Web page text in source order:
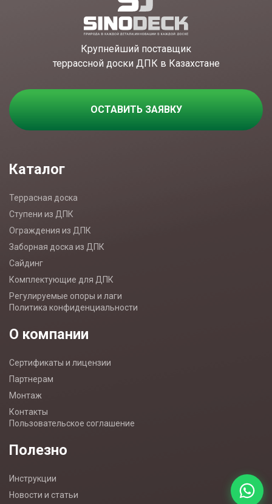
Крупнейший поставщик
террассной доски ДПК в Казахстане
ОСТАВИТЬ ЗАЯВКУ
Каталог
Террасная доска
Ступени из ДПК
Ограждения из ДПК
Заборная доска из ДПК
Сайдинг
Комплектующие для ДПК
Регулируемые опоры и лаги
Политика конфиденциальности
О компании
Сертификаты и лицензии
Партнерам
Монтаж
Контакты
Пользовательское соглашение
Полезно
Инструкции
Новости и статьи